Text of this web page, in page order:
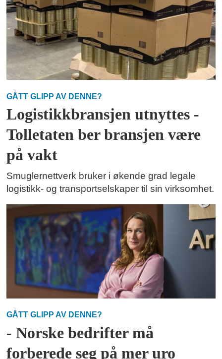
GÅTT GLIPP AV DENNE?
Logistikkbransjen utnyttes -
Tolletaten ber bransjen være
på vakt
Smuglernettverk bruker i økende grad legale
logistikk- og transportselskaper til sin virksomhet.
GÅTT GLIPP AV DENNE?
- Norske bedrifter må
forberede seg på mer uro